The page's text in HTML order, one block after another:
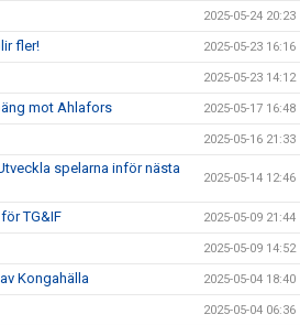
2025-05-24 20:23
fler! 2025-05-23 16:16
2025-05-23 14:12
mot Ahlafors 2025-05-17 16:48
2025-05-16 21:33
spelarna inför nästa
2025-05-14 12:46
TG&IF 2025-05-09 21:44
2025-05-09 14:52
Kongahälla 2025-05-04 18:40
2025-05-04 06:36